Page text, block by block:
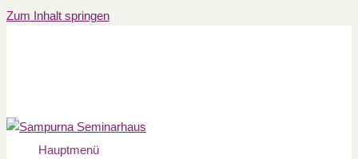
Zum Inhalt springen
Hauptmenü